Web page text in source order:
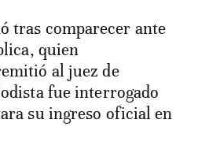
tras comparecer ante
quien
al juez de
fue interrogado
su ingreso oficial en